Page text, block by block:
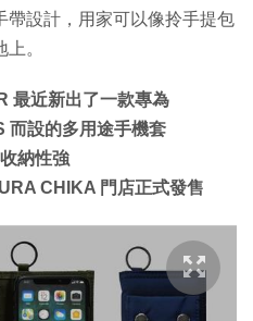
帶設計，用家可以像拎手提包
。
最近新出了一款專為
設的多用途手機套
納性強
CHIKA 門店正式發售